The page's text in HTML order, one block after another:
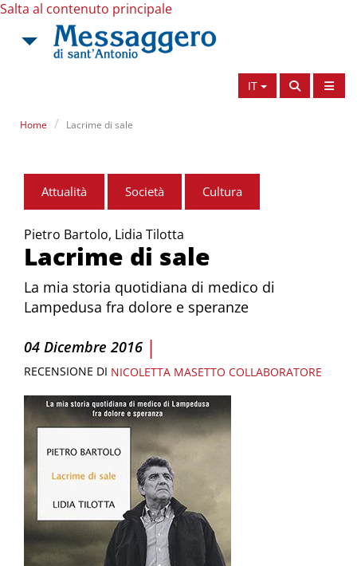
Salta al contenuto principale
IT
Home Lacrime di sale
Attualità Società Cultura
Pietro Bartolo, Lidia Tilotta
Lacrime di sale
La mia storia quotidiana di medico di
Lampedusa fra dolore e speranze
04 Dicembre 2016 |
RECENSIONE DI NICOLETTA MASETTO COLLABORATORE